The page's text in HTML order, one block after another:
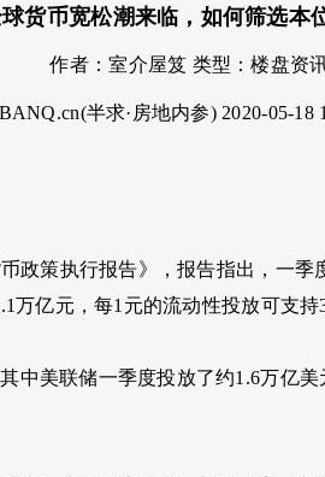
货币宽松潮来临，如何筛选本
作者：室介屋笈 类型：楼盘资
半求·房地内参) 2020-05-18
政策执行报告》，报告指出，一
万亿元，每1元的流动性投放可支持
中美联储一季度投放了约1.6万亿